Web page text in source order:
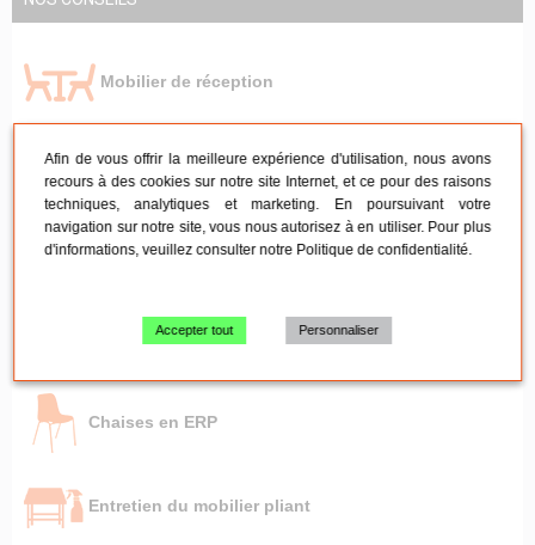
Mobilier de réception
Mobilier de réunion
Tables pliante - Mange-debout
Chaises pliantes et empilables
Chaises en ERP
Entretien du mobilier pliant
Afin de vous offrir la meilleure expérience d'utilisation, nous avons
recours à des cookies sur notre site Internet, et ce pour des raisons
techniques, analytiques et marketing. En poursuivant votre
navigation sur notre site, vous nous autorisez à en utiliser. Pour plus
d'informations, veuillez consulter notre Politique de confidentialité.
Accepter tout Personnaliser